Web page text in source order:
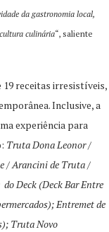
da gastronomia local,
culinária“, saliente
19 receitas irresistíveis,
Inclusive, a
experiência para
Truta Dona Leonor /
/ Arancini de Truta /
Deck (Deck Bar Entre
Entremet de
Truta Novo